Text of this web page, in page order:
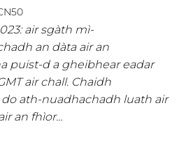
air sgàth mì-
an dàta air an
puist-d a gheibhear eadar
air chall. Chaidh
ath-nuadhachadh luath air
an fhìor…